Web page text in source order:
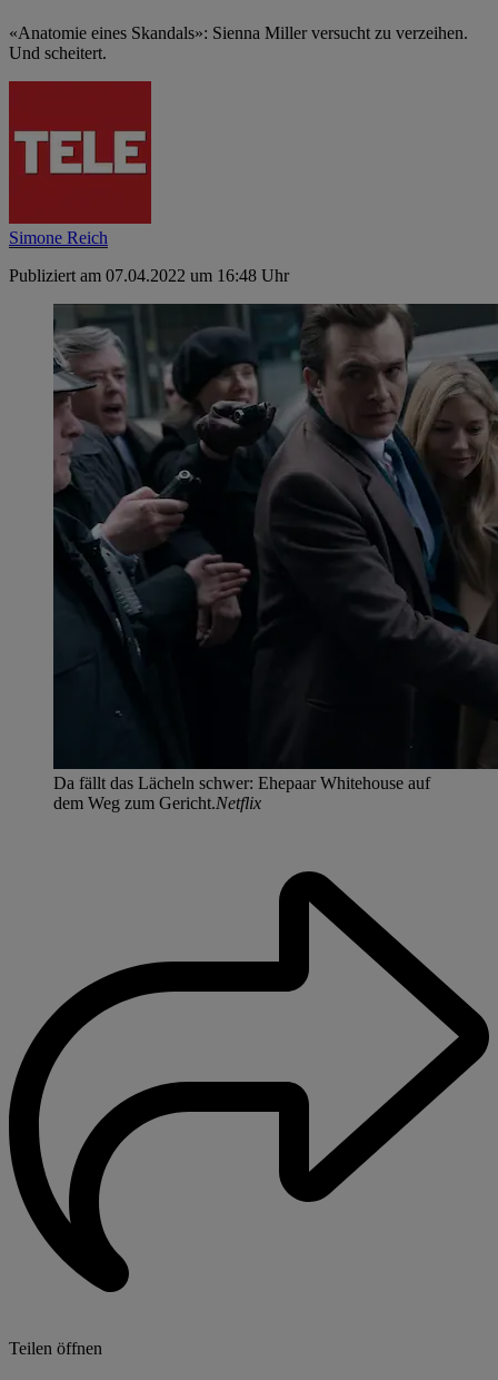
«Anatomie eines Skandals»: Sienna Miller versucht zu verzeihen.
Und scheitert.
Simone Reich
Publiziert am 07.04.2022 um 16:48 Uhr
Da fällt das Lächeln schwer: Ehepaar Whitehouse auf
dem Weg zum Gericht.Netflix
Teilen öffnen